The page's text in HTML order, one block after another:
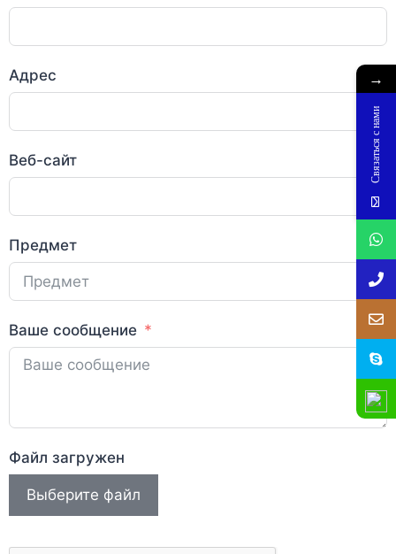
Адрес
Веб-сайт
Предмет
Ваше сообщение
Файл загружен
Выберите файл
→
Связаться с нами